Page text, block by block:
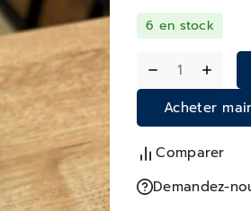
6 en stock
Acheter
Comparer
Demandez-